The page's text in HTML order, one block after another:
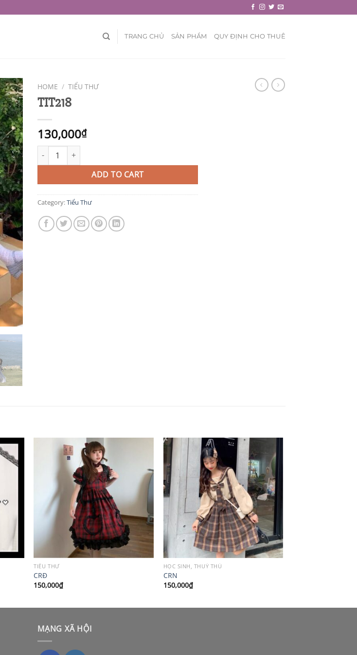
TRANG CHỦ SẢN PHẨM QUY ĐỊNH CHO THUÊ
HOME / TIỂU THƯ
TIT218
130,000₫
TIT218 quantity
ADD TO CART
Category:Tiểu Thư
TIỂU THƯ
CRĐ
150,000₫
HỌC SINH, THUỶ THỦ
CRN
150,000₫
MẠNG XÃ HỘI